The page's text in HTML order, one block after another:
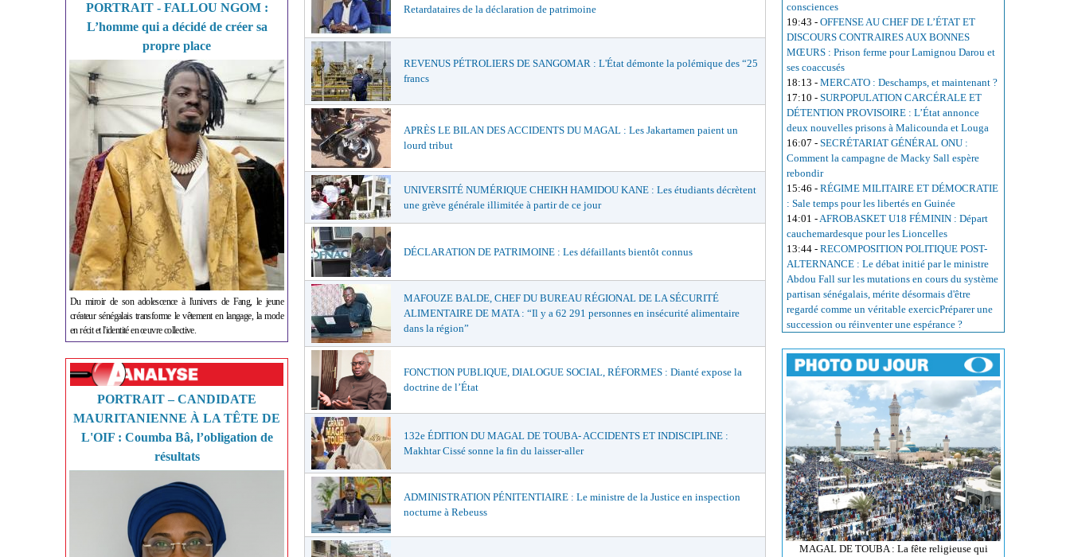
PORTRAIT - FALLOU NGOM :
L’homme qui a décidé de créer sa
propre place
Du miroir de son adolescence à l'univers de Fang, le jeune
créateur sénégalais transforme le vêtement en langage, la mode
en récit et l'identité en œuvre collective.
PORTRAIT – CANDIDATE
MAURITANIENNE À LA TÊTE DE
L'OIF : Coumba Bâ, l’obligation de
résultats
Retardataires de la déclaration de patrimoine
REVENUS PÉTROLIERS DE SANGOMAR : L'État démonte la polémique des “25
francs
APRÈS LE BILAN DES ACCIDENTS DU MAGAL : Les Jakartamen paient un
lourd tribut
UNIVERSITÉ NUMÉRIQUE CHEIKH HAMIDOU KANE : Les étudiants décrètent
une grève générale illimitée à partir de ce jour
DÉCLARATION DE PATRIMOINE : Les défaillants bientôt connus
MAFOUZE BALDE, CHEF DU BUREAU RÉGIONAL DE LA SÉCURITÉ
ALIMENTAIRE DE MATA : “Il y a 62 291 personnes en insécurité alimentaire
dans la région”
FONCTION PUBLIQUE, DIALOGUE SOCIAL, RÉFORMES : Dianté expose la
doctrine de l’État
132e ÉDITION DU MAGAL DE TOUBA- ACCIDENTS ET INDISCIPLINE :
Makhtar Cissé sonne la fin du laisser-aller
ADMINISTRATION PÉNITENTIAIRE : Le ministre de la Justice en inspection
nocturne à Rebeuss
consciences
19:43 - OFFENSE AU CHEF DE L’ÉTAT ET
DISCOURS CONTRAIRES AUX BONNES
MŒURS : Prison ferme pour Lamignou Darou et
ses coaccusés
18:13 - MERCATO : Deschamps, et maintenant ?
17:10 - SURPOPULATION CARCÉRALE ET
DÉTENTION PROVISOIRE : L’État annonce
deux nouvelles prisons à Malicounda et Louga
16:07 - SECRÉTARIAT GÉNÉRAL ONU :
Comment la campagne de Macky Sall espère
rebondir
15:46 - RÉGIME MILITAIRE ET DÉMOCRATIE
: Sale temps pour les libertés en Guinée
14:01 -AFROBASKET U18 FÉMININ : Départ
cauchemardesque pour les Lioncelles
13:44 - RECOMPOSITION POLITIQUE POST-
ALTERNANCE : Le débat initié par le ministre
Abdou Fall sur les mutations en cours du système
partisan sénégalais, mérite désormais d'être
regardé comme un véritable exercicPréparer une
succession ou réinventer une espérance ?
MAGAL DE TOUBA : La fête religieuse qui